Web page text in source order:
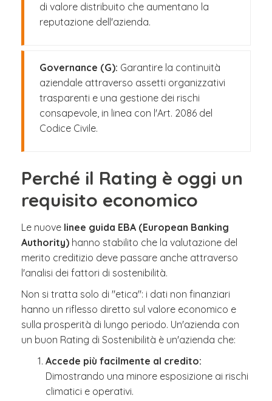
di valore distribuito che aumentano la
reputazione dell'azienda.
Governance (G): Garantire la continuità
aziendale attraverso assetti organizzativi
trasparenti e una gestione dei rischi
consapevole, in linea con l'Art. 2086 del
Codice Civile.
Perché il Rating è oggi un
requisito economico
Le nuove linee guida EBA (European Banking
Authority) hanno stabilito che la valutazione del
merito creditizio deve passare anche attraverso
l'analisi dei fattori di sostenibilità.
Non si tratta solo di "etica": i dati non finanziari
hanno un riflesso diretto sul valore economico e
sulla prosperità di lungo periodo. Un'azienda con
un buon Rating di Sostenibilità è un'azienda che:
Accede più facilmente al credito:
Dimostrando una minore esposizione ai rischi
climatici e operativi.